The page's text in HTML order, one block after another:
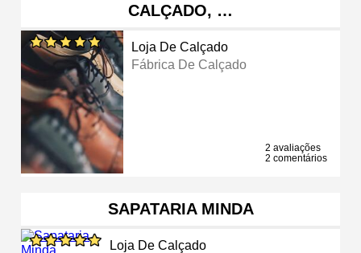
CALÇADO, …
Loja De Calçado
Fábrica De Calçado
2 avaliações
2 comentários
SAPATARIA MINDA
Loja De Calçado